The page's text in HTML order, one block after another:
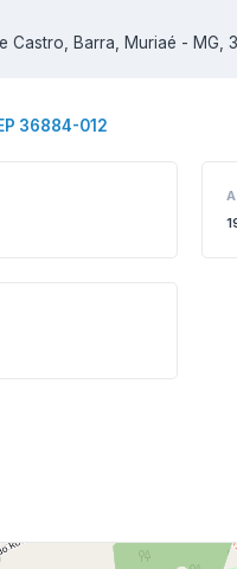
Castro, Barra, Muriaé - MG,
36884-012